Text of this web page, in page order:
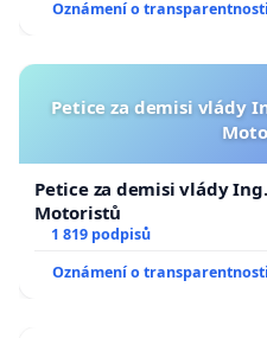
Oznámení o transparentnosti
Petice za demisi vlády
Petice za demisi vlády
Motoristů
1 819 podpisů
Oznámení o transparentnosti